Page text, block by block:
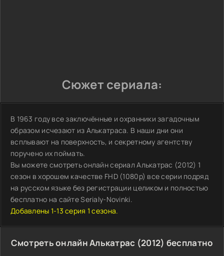
Сюжет сериала:
В 1963 году все заключённые и охранники загадочным
образом исчезают из Алькатраса. В наши дни они
всплывают на поверхность, и секретному агентству
поручено их поймать.
Вы можете смотреть онлайн сериал Алькатрас (2012) 1
сезон в хорошем качестве FHD (1080p) все серии подряд
на русском языке без регистрации целиком и полностью
бесплатно на сайте Serialy-Novinki.
Добавлены 1-13 серия 1 сезона.
Смотреть онлайн Алькатрас (2012) бесплатно